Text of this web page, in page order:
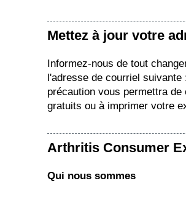
Mettez à jour votre
Informez-nous de tout
l'adresse de courriel
précaution vous permettra
gratuits ou à imprimer votre
Arthritis Consumer
Qui nous sommes